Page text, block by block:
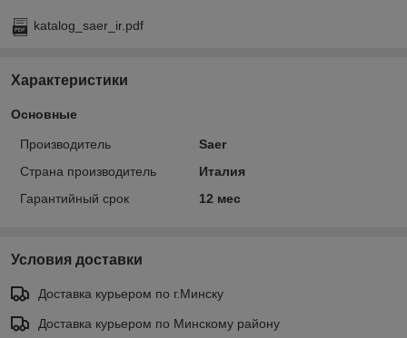
katalog_saer_ir.pdf
Характеристики
Основные
Производитель
Saer
Страна производитель
Италия
Гарантийный срок
12 мес
Условия доставки
Доставка курьером по г.Минску
Доставка курьером по Минскому району